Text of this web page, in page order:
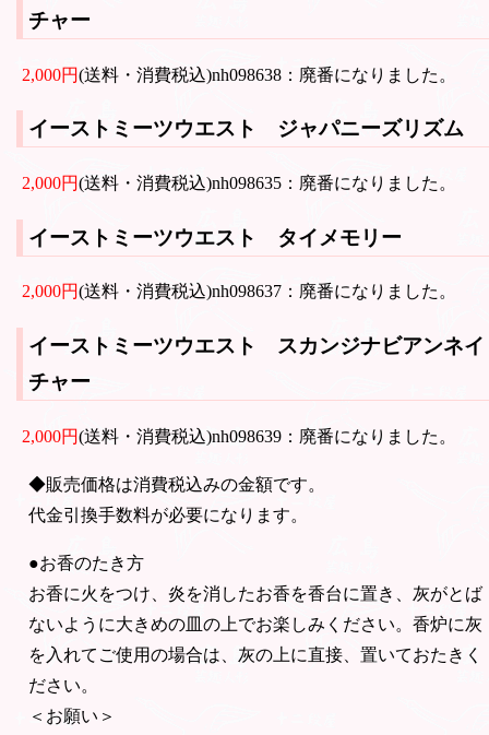
チャー
2,000円(送料・消費税込)nh098638：廃番になりました。
イーストミーツウエスト ジャパニーズリズム
2,000円(送料・消費税込)nh098635：廃番になりました。
イーストミーツウエスト タイメモリー
2,000円(送料・消費税込)nh098637：廃番になりました。
イーストミーツウエスト スカンジナビアンネイ
チャー
2,000円(送料・消費税込)nh098639：廃番になりました。
◆販売価格は消費税込みの金額です。
代金引換手数料が必要になります。
●お香のたき方
お香に火をつけ、炎を消したお香を香台に置き、灰がとば
ないように大きめの皿の上でお楽しみください。香炉に灰
を入れてご使用の場合は、灰の上に直接、置いておたきく
ださい。
＜お願い＞